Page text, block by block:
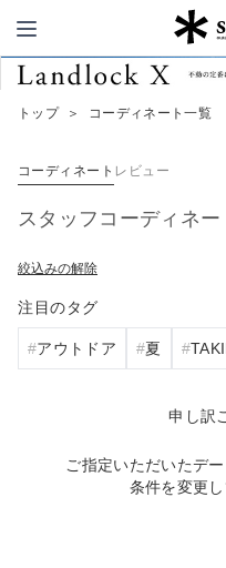
トップ ＞ コーディネート一覧
コーディネート レビュー
スタッフコーディネー
絞込みの解除
注目のタグ
アウトドア 夏
申し訳
ご指定いただいたデ
条件を変更し